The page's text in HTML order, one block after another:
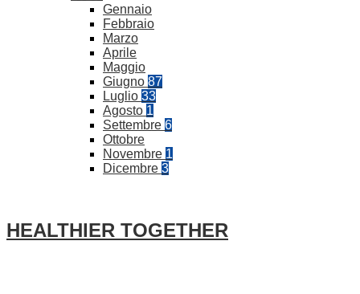
Gennaio
Febbraio
Marzo
Aprile
Maggio
Giugno 87
Luglio 33
Agosto 1
Settembre 6
Ottobre
Novembre 1
Dicembre 3
HEALTHIER TOGETHER